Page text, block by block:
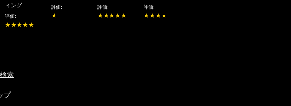
ィング
評価:
★★★★★
評価:
★
評価:
★★★★★
評価:
★★★★
索
プ